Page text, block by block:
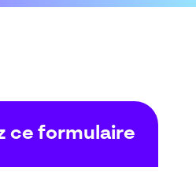
ce formulaire